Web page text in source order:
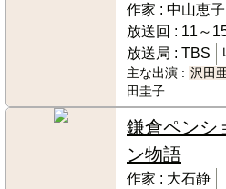
作家 : 中山恵子
放送回 : 11～
放送局 : TBS
主な出演 : 沢田
田圭子
鎌倉ペンシ
ン物語
作家 : 大石静